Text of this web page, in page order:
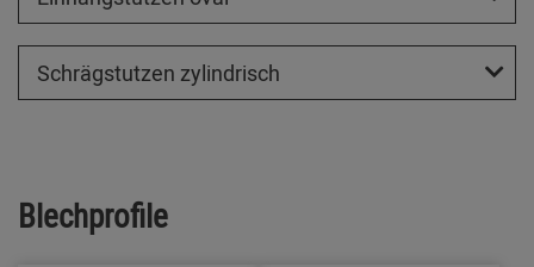
Schrägstutzen zylindrisch
Blechprofile